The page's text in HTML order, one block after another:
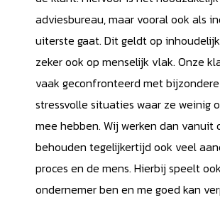
adviesbureau, maar vooral ook als
uiterste gaat. Dit geldt op
zeker ook op menselijk vlak. Onze
vaak geconfronteerd met
stressvolle situaties waar ze weinig
mee hebben. Wij werken dan vanuit
behouden tegelijkertijd ook veel
proces en de mens. Hierbij speelt
ondernemer ben en me goed kan